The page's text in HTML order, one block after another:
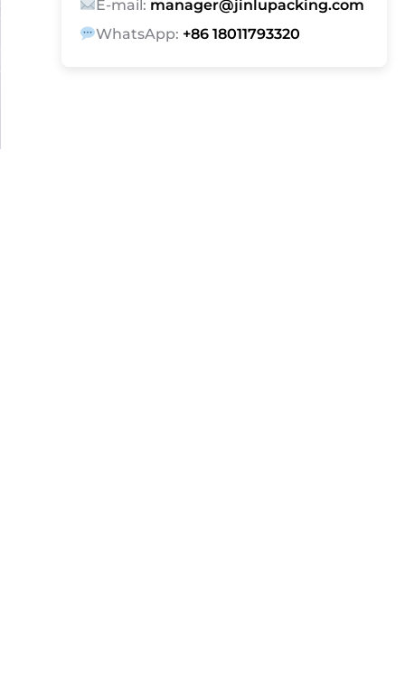
E-mail: manager@jinlupacking.com
WhatsApp: +86 18011793320